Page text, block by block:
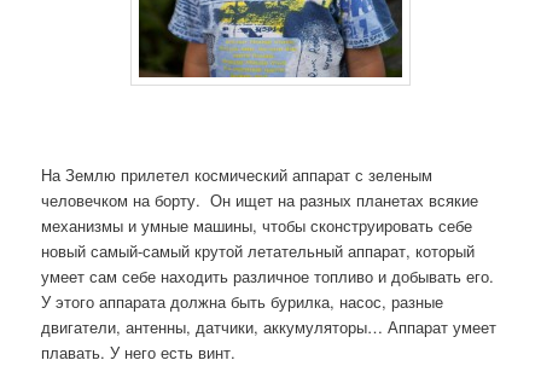
На Землю прилетел космический аппарат с зеленым
человечком на борту. Он ищет на разных планетах всякие
механизмы и умные машины, чтобы сконструировать себе
новый самый-самый крутой летательный аппарат, который
умеет сам себе находить различное топливо и добывать его.
У этого аппарата должна быть бурилка, насос, разные
двигатели, антенны, датчики, аккумуляторы… Аппарат умеет
плавать. У него есть винт.